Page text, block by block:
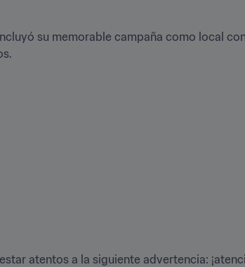
su memorable campaña como local
atentos a la siguiente advertencia: